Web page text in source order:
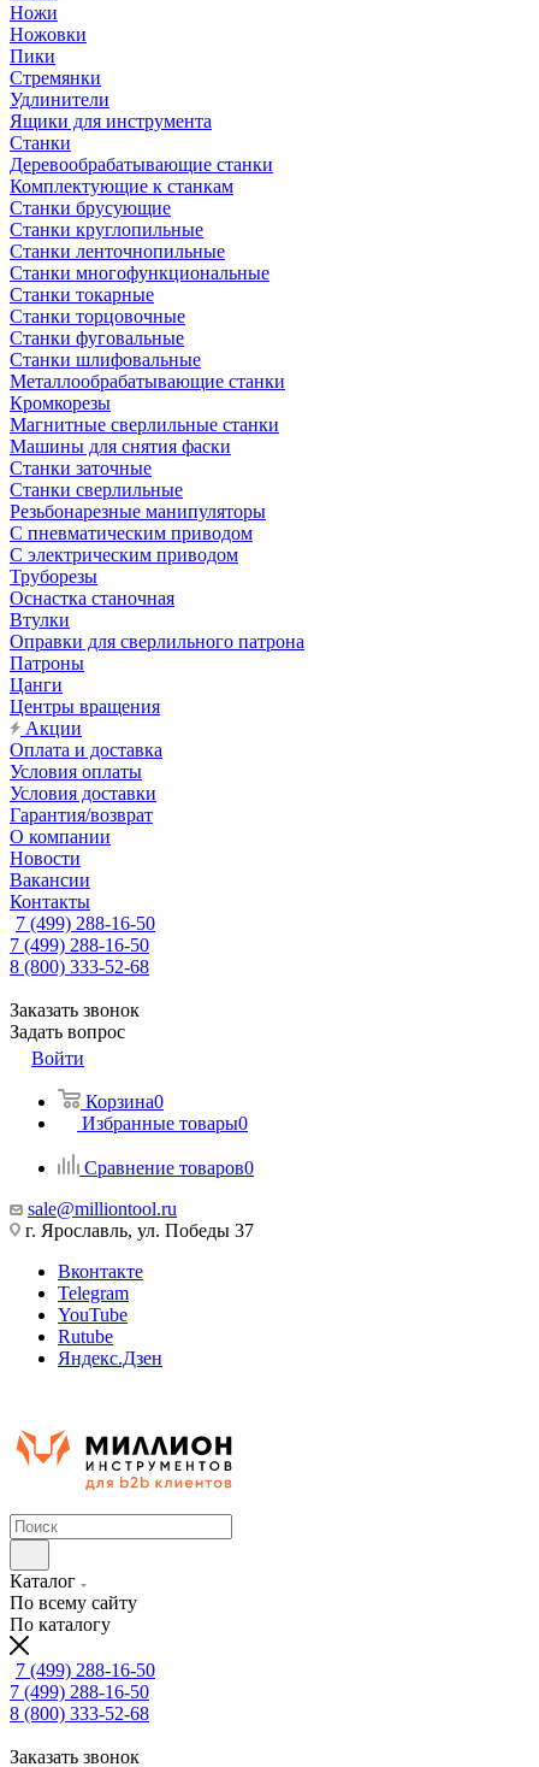
Ножи
Ножовки
Пики
Стремянки
Удлинители
Ящики для инструмента
Станки
Деревообрабатывающие станки
Комплектующие к станкам
Станки брусующие
Станки круглопильные
Станки ленточнопильные
Станки многофункциональные
Станки токарные
Станки торцовочные
Станки фуговальные
Станки шлифовальные
Металлообрабатывающие станки
Кромкорезы
Магнитные сверлильные станки
Машины для снятия фаски
Станки заточные
Станки сверлильные
Резьбонарезные манипуляторы
С пневматическим приводом
С электрическим приводом
Труборезы
Оснастка станочная
Втулки
Оправки для сверлильного патрона
Патроны
Цанги
Центры вращения
Акции
Оплата и доставка
Условия оплаты
Условия доставки
Гарантия/возврат
О компании
Новости
Вакансии
Контакты
7 (499) 288-16-50
7 (499) 288-16-50
8 (800) 333-52-68
Заказать звонок
Задать вопрос
Войти
Корзина0
Избранные товары0
Сравнение товаров0
sale@milliontool.ru
г. Ярославль, ул. Победы 37
Вконтакте
Telegram
YouTube
Rutube
Яндекс.Дзен
Каталог
По всему сайту
По каталогу
7 (499) 288-16-50
7 (499) 288-16-50
8 (800) 333-52-68
Заказать звонок